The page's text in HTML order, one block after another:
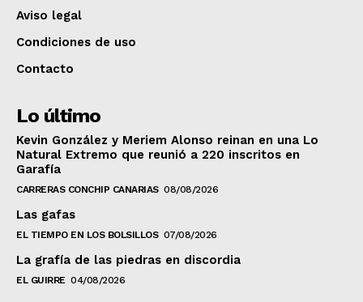
Aviso legal
Condiciones de uso
Contacto
Lo último
Kevin González y Meriem Alonso reinan en una Lo
Natural Extremo que reunió a 220 inscritos en
Garafía
CARRERAS CONCHIP CANARIAS 08/08/2026
Las gafas
EL TIEMPO EN LOS BOLSILLOS 07/08/2026
La grafía de las piedras en discordia
EL GUIRRE 04/08/2026